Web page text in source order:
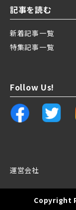
記事を読む
新着記事一覧
特集記事一覧
Follow Us!
運営会社
Copyright